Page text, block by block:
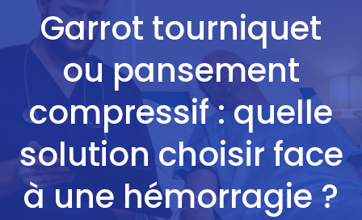
Garrot tourniquet
ou pansement
compressif : quelle
solution choisir face
à une hémorragie ?